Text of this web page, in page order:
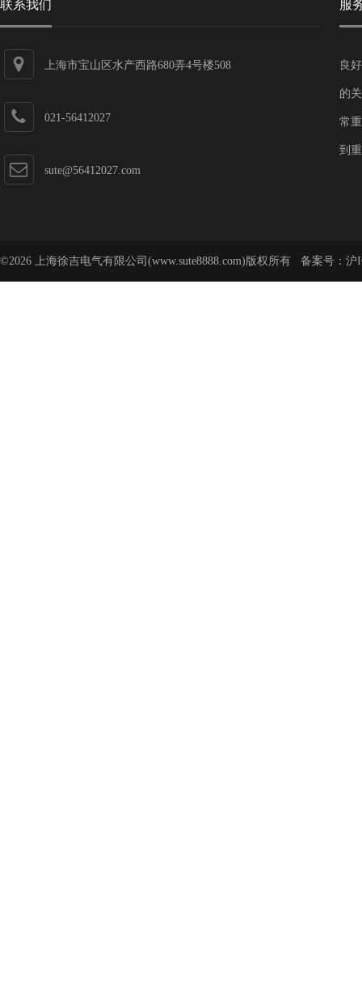
联系我们
上海市宝山区水产西路680弄4号楼508
021-56412027
sute@56412027.com
服
良
的
常
到
©2026 上海徐吉电气有限公司(www.sute8888.com)版权所有 备案号： 沪